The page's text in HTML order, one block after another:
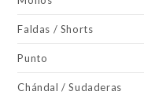
Faldas / Shorts
Punto
Chándal / Sudaderas